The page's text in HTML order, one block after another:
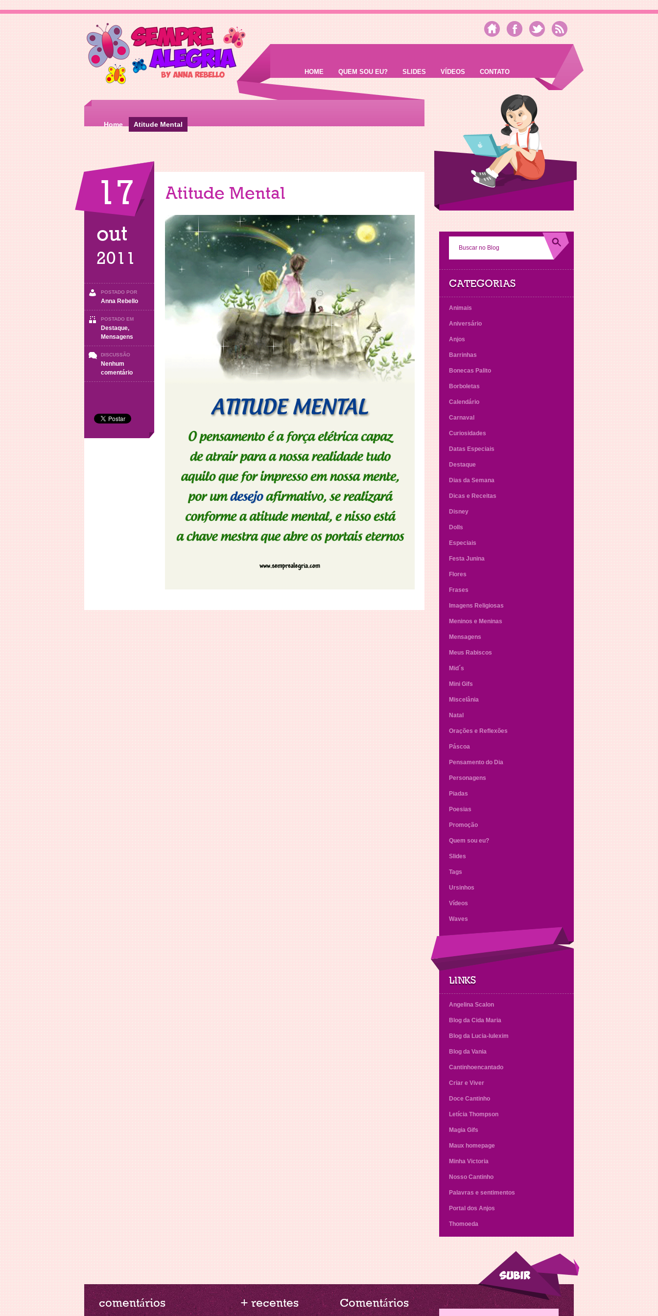
HOME QUEM SOU EU? SLIDES VÍDEOS CONTATO
Home Atitude Mental
17
out
2011
POSTADO POR
Anna Rebello
POSTADO EM
Destaque,
Mensagens
DISCUSSÃO
Nenhum
comentárioem
Atitude
Atitude Mental
CATEGORIAS
Animais
Aniversário
Anjos
Barrinhas
Bonecas Palito
Borboletas
Calendário
Carnaval
Curiosidades
Datas Especiais
Destaque
Dias da Semana
Dicas e Receitas
Disney
Dolls
Especiais
Festa Junina
Flores
Frases
Imagens Religiosas
Meninos e Meninas
Mensagens
Meus Rabiscos
Mid´s
Mini Gifs
Miscelânia
Natal
Orações e Reflexões
Páscoa
Pensamento do Dia
Personagens
Piadas
Poesias
Promoção
Quem sou eu?
Slides
Tags
Ursinhos
Vídeos
Waves
LINKS
Angelina Scalon
Blog da Cida Maria
Blog da Lucia-lulexim
Blog da Vania
Cantinhoencantado
Criar e Viver
Doce Cantinho
Letícia Thompson
Magia Gifs
Maux homepage
Minha Victoria
Nosso Cantinho
Palavras e sentimentos
Portal dos Anjos
Thomoeda
comentários + recentes Comentários